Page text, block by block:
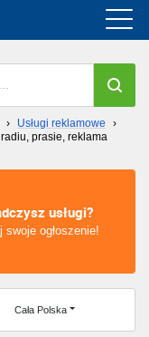
› Usługi reklamowe
›
prasie, reklama
usługi?
swoje ogłoszenie!
Cała Polska